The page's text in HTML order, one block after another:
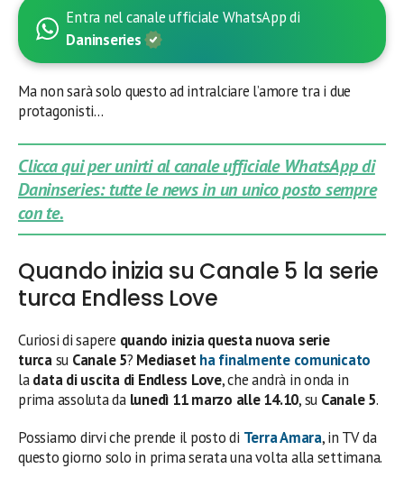
Entra nel canale ufficiale WhatsApp di
Daninseries
Ma non sarà solo questo ad intralciare l’amore tra i due
protagonisti…
Clicca qui per unirti al canale ufficiale WhatsApp di
Daninseries: tutte le news in un unico posto sempre
con te.
Quando inizia su Canale 5 la serie
turca Endless Love
Curiosi di sapere quando inizia questa nuova serie
turcasu Canale 5? Mediaset ha finalmente comunicato
ladata di uscita di Endless Love, che andrà in onda in
prima assoluta da lunedì 11 marzo alle 14.10, su Canale 5.
Possiamo dirvi che prende il posto di Terra Amara, in TV da
questo giorno solo in prima serata una volta alla settimana.